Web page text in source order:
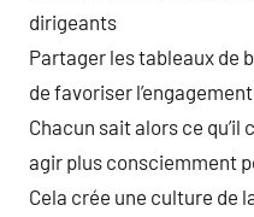
dirigeants
Partager les tableaux de
de favoriser l’engagement
Chacun sait alors ce
agir plus consciemment
Cela crée une culture de